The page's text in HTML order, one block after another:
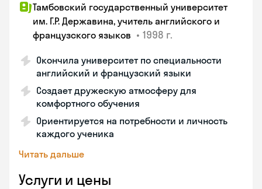
Тамбовский государственный университет
им. Г.Р. Державина, учитель английского и
французского языков • 1998 г.
Окончила университет по специальности
английский и французский языки
Создает дружескую атмосферу для
комфортного обучения
Ориентируется на потребности и личность
каждого ученика
Читать дальше
Услуги и цены